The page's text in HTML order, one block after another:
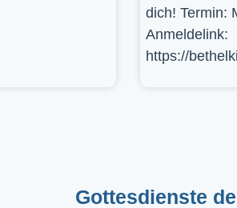
dich! Termin:
Anmeldelink:
https://
Gottesdienste